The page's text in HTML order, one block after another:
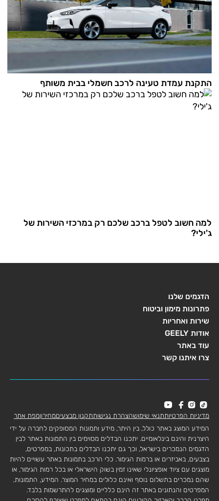
התקנת עמדת טעינה לרכב חשמלי בבית משותף
למה חשוב לטפל ברכב שלכם רק במרכזי השירות של
ג'ילי?
הדגמים שלנו
פתרונות מימון וביטוח
שירות ואחריות
אודות GEELY
עוד באתר
צרו איתנו קשר
מדיניות הפרטיותתנאי שימושהצהרת נגישותתקנון מבצעיםמחירוןמפת אתר
המידע המוצג באתר כולל, בין היתר, מידע ותמונות המסופקים לחברה על ידי
היצרנית והינם בינלאומיים. יתכנו הבדלים מסוימים בין התמונות באתר לבין
הדגמים הנמכרים בישראל, וכך גם יתכנו הבדלים בתכונות, במפרטים,
בצבעים, באביזרים או ברמות הגימור. כלי הרכב בתמונות באתר עשויים להיות
מוצגים עם ציוד אופציונלי שאינו זמין בשוק הישראלי או בכל רמות הגימור, או
שהם נמכרים בתשלום נוסף ואינם כלולים במחיר המוצר. המידע, התמונות,
המפרטים והנתונים באתר זה הינם כלליים ומוצגים להתרשמות בלבד.